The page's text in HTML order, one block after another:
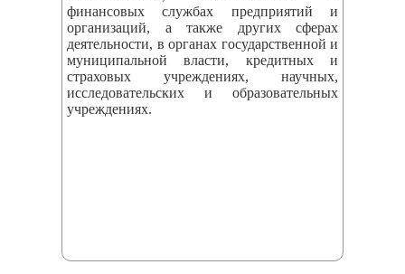
финансовых службах предприятий и
организаций, а также других сферах
деятельности, в органах государственной и
муниципальной власти, кредитных и
страховых учреждениях, научных,
исследовательских и образовательных
учреждениях.